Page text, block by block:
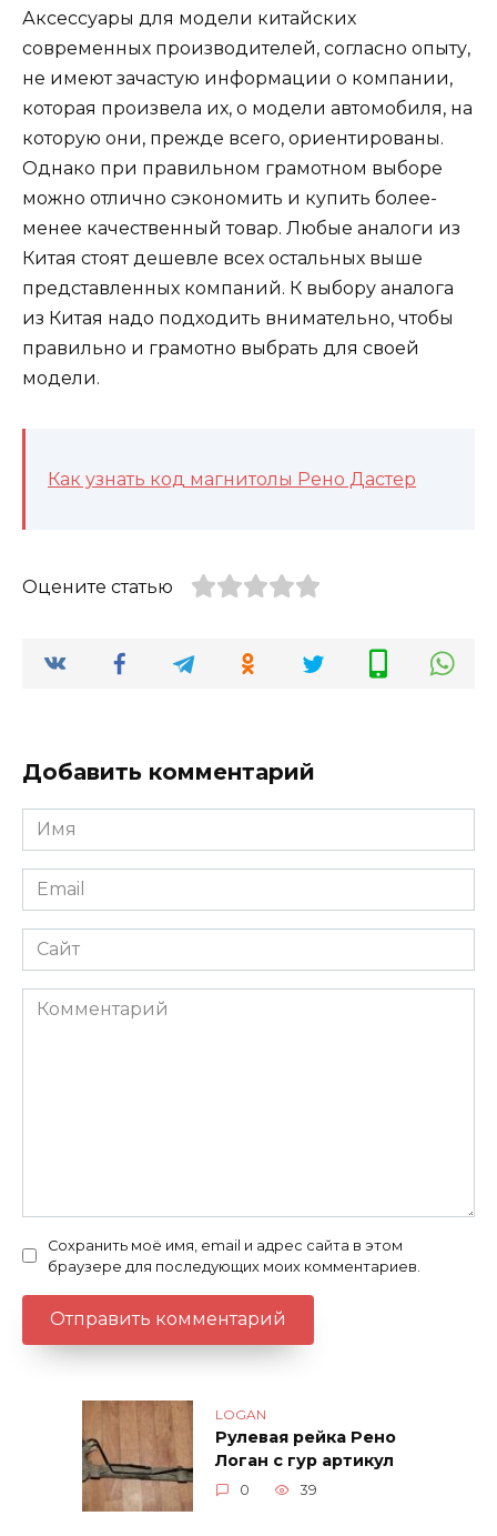
Аксессуары для модели китайских
современных производителей, согласно опыту,
не имеют зачастую информации о компании,
которая произвела их, о модели автомобиля, на
которую они, прежде всего, ориентированы.
Однако при правильном грамотном выборе
можно отлично сэкономить и купить более-
менее качественный товар. Любые аналоги из
Китая стоят дешевле всех остальных выше
представленных компаний. К выбору аналога
из Китая надо подходить внимательно, чтобы
правильно и грамотно выбрать для своей
модели.
Как узнать код магнитолы Рено Дастер
Оцените статью
Добавить комментарий
Имя
*
Email
*
Сайт
Комментарий
Сохранить моё имя, email и адрес сайта в этом
браузере для последующих моих комментариев.
LOGAN
Рулевая рейка Рено
Логан с гур артикул
0 39